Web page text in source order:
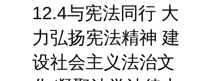
12.4与宪法同行 大
力弘扬宪法精神 建
设社会主义法治文